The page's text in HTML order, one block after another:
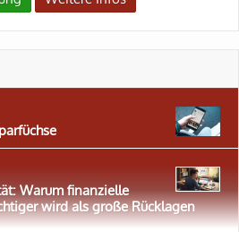
Warum finanzielle
wird als große Rücklagen